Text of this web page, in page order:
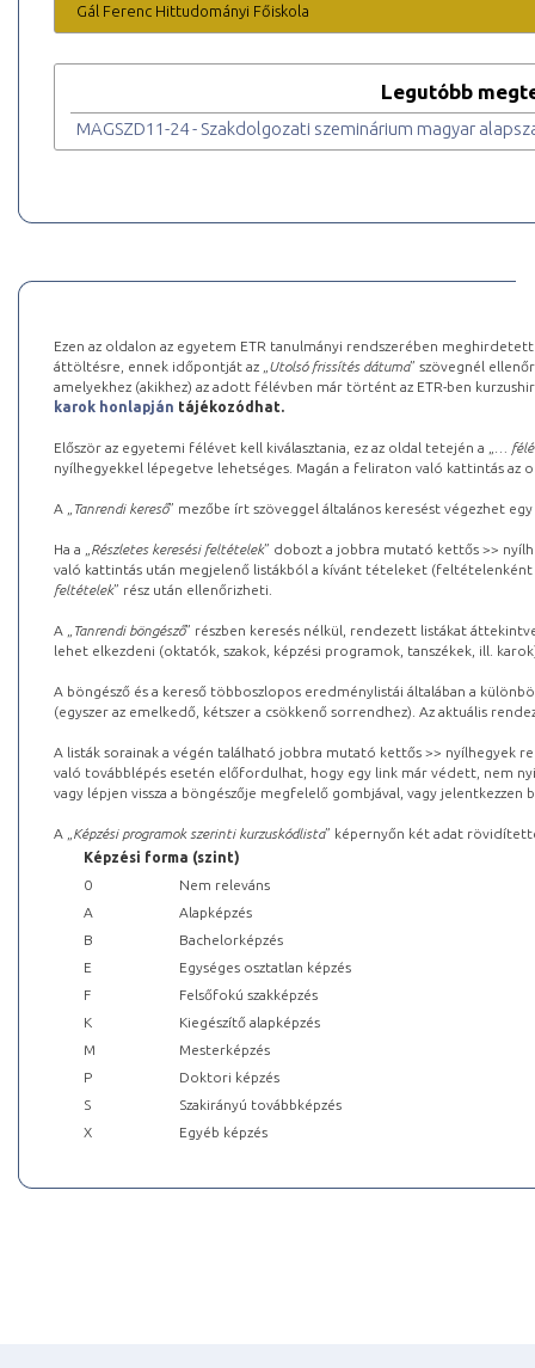
Gál Ferenc Hittudományi Főiskola
Legutóbb
MAGSZD11-24 - Szakdolgozati szeminárium magyar
Ezen az oldalon az egyetem ETR tanulmányi rendszerében
áttöltésre, ennek időpontját az „ Utolsó frissítés dátuma” szövegnél
amelyekhez (akikhez) az adott félévben már történt az ETR-ben
karok honlapján tájékozódhat.
Először az egyetemi félévet kell kiválasztania, ez az oldal tetején a „
…
nyílhegyekkel lépegetve lehetséges. Magán a feliraton való kattintás az
A „ Tanrendi kereső” mezőbe írt szöveggel általános keresést végezhet
Ha a „ Részletes keresési feltételek” dobozt a jobbra mutató kettős >>
való kattintás után megjelenő listákból a kívánt tételeket (feltételenként
feltételek” rész után ellenőrizheti.
A „ Tanrendi böngésző” részben keresés nélkül, rendezett listákat
lehet elkezdeni (oktatók, szakok, képzési programok, tanszékek, ill.
A böngésző és a kereső többoszlopos eredménylistái általában a
(egyszer az emelkedő, kétszer a csökkenő sorrendhez). Az aktuális
A listák sorainak a végén található jobbra mutató kettős >> nyílhegyek
való továbblépés esetén előfordulhat, hogy egy link már védett, nem
vagy lépjen vissza a böngészője megfelelő gombjával, vagy
A „ Képzési programok szerinti kurzuskódlista” képernyőn két adat
Képzési forma (szint)
0
Nem releváns
A
Alapképzés
B
Bachelorképzés
E
Egységes osztatlan képzés
F
Felsőfokú szakképzés
K
Kiegészítő alapképzés
M
Mesterképzés
P
Doktori képzés
S
Szakirányú továbbképzés
X
Egyéb képzés